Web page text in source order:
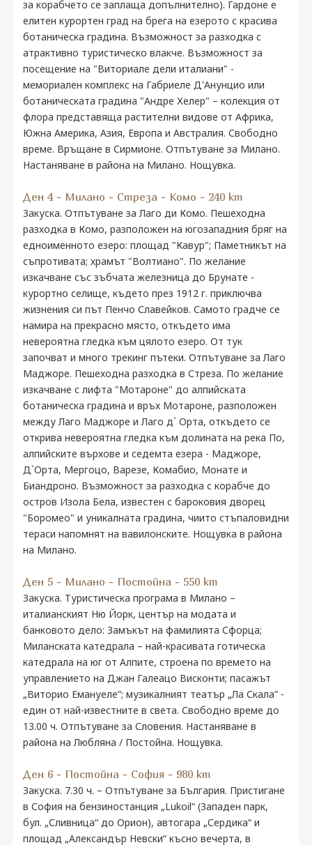
за корабчето се заплаща допълнително). Гардоне е
елитен курортен град на брега на езерото с красива
ботаническа градина. Възможност за разходка с
атрактивно туристическо влакче. Възможност за
посещение на "Виториале дели италиани" -
мемориален комплекс на Габриеле Д'Анунцио или
ботаническата градина "Андре Хелер" – колекция от
флора представяща растителни видове от Африка,
Южна Америка, Азия, Европа и Австралия. Свободно
време. Връщане в Сирмионе. Отпътуване за Милано.
Настаняване в района на Милано. Нощувка.
Ден 4 - Милано - Стреза - Комо - 240 km
Закуска. Отпътуване за Лаго ди Комо. Пешеходна
разходка в Комо, разположен на югозападния бряг на
едноименното езеро: площад "Кавур"; Паметникът на
съпротивата; храмът "Волтиано". По желание
изкачване със зъбчата железница до Брунате -
курортно селище, където през 1912 г. приключва
жизнения си път Пенчо Славейков. Самото градче се
намира на прекрасно място, откъдето има
невероятна гледка към цялото езеро. От тук
започват и много трекинг пътеки. Отпътуване за Лаго
Маджоре. Пешеходна разходка в Стреза. По желание
изкачване с лифта "Мотароне" до алпийската
ботаническа градина и връх Мотароне, разположен
между Лаго Маджоре и Лаго д` Орта, откъдето се
открива невероятна гледка към долината на река По,
алпийските върхове и седемта езера - Маджоре,
Д`Орта, Мергоцо, Варезе, Комабио, Монате и
Биандроно. Възможност за разходка с корабче до
остров Изола Бела, известен с бароковия дворец
"Боромео" и уникалната градина, чиито стъпаловидни
тераси напомнят на вавилонските. Нощувка в района
на Милано.
Ден 5 - Милано - Постойна - 550 km
Закуска. Туристическа програма в Милано –
италианският Ню Йорк, център на модата и
банковото дело: Замъкът на фамилията Сфорца;
Миланската катедрала – най-красивата готическа
катедрала на юг от Алпите, строена по времето на
управлението на Джан Галеацо Висконти; пасажът
„Виторио Емануеле”; музикалният театър „Ла Скала” -
един от най-известните в света. Свободно време до
13.00 ч. Отпътуване за Словения. Настаняване в
района на Любляна / Постойна. Нощувка.
Ден 6 - Постойна - София - 980 km
Закуска. 7.30 ч. – Отпътуване за България. Пристигане
в София на бензиностанция „Lukоil“ (Западен парк,
бул. „Сливница“ до Орион), автогара „Сердика“ и
площад „Александър Невски“ късно вечерта, в